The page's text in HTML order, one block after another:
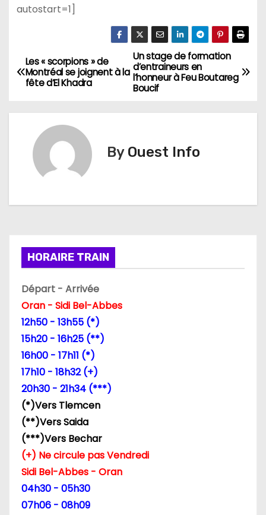
autostart=1]
N
a
v
t
o
n
d
e
a
r
t
Un stage de formation
d’entraineurs en
l’honneur à Feu Boutareg
Boucif
Les « scorpions » de
Montréal se joignent à la
fête d’El Khadra
By Ouest Info
HORAIRE TRAIN
Départ - Arrivée
Oran - Sidi Bel-Abbes
12h50 - 13h55 (*)
15h20 - 16h25 (**)
16h00 - 17h11 (*)
17h10 - 18h32 (+)
20h30 - 21h34 (***)
(*)Vers Tlemcen
(**)Vers Saida
(***)Vers Bechar
(+) Ne circule pas Vendredi
Sidi Bel-Abbes - Oran
04h30 - 05h30
07h06 - 08h09